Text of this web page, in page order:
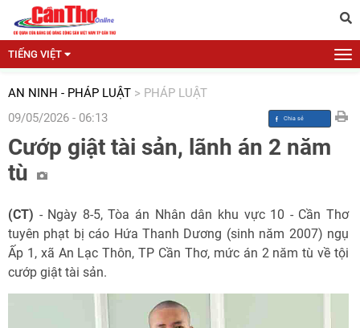
TIẾNG VIỆT
AN NINH - PHÁP LUẬT > PHÁP LUẬT
09/05/2026 - 06:13
Cướp giật tài sản, lãnh án 2 năm
tù
(CT) - Ngày 8-5, Tòa án Nhân dân khu vực 10 - Cần Thơ
tuyên phạt bị cáo Hứa Thanh Dương (sinh năm 2007) ngụ
Ấp 1, xã An Lạc Thôn, TP Cần Thơ, mức án 2 năm tù về tội
cướp giật tài sản.